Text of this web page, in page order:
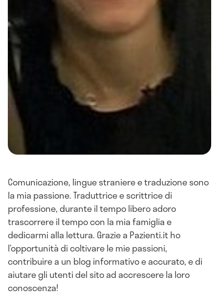
Comunicazione, lingue straniere e traduzione sono
la mia passione. Traduttrice e scrittrice di
professione, durante il tempo libero adoro
trascorrere il tempo con la mia famiglia e
dedicarmi alla lettura. Grazie a Pazienti.it ho
l’opportunità di coltivare le mie passioni,
contribuire a un blog informativo e accurato, e di
aiutare gli utenti del sito ad accrescere la loro
conoscenza!